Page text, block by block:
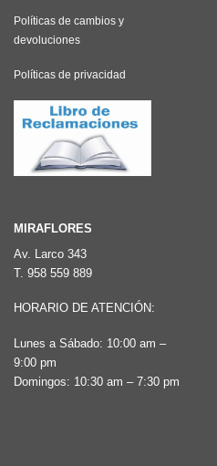
Políticas de cambios y
devoluciones
Políticas de privacidad
MIRAFLORES
Av. Larco 343
T. 958 559 889
HORARIO DE ATENCIÓN:
Lunes a Sábado: 10:00 am –
9:00 pm
Domingos: 10:30 am – 7:30 pm